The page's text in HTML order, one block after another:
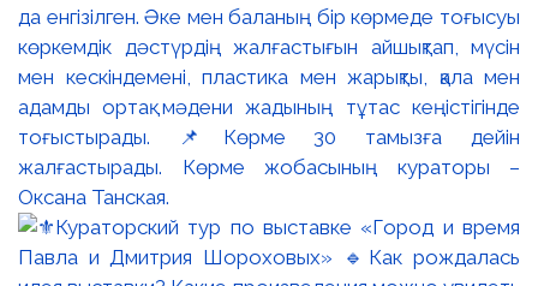
да енгізілген. Әке мен баланың бір көрмеде тоғысуы
көркемдік дәстүрдің жалғастығын айшықтап, мүсін
мен кескіндемені, пластика мен жарықты, қала мен
адамды ортақ мәдени жадының тұтас кеңістігінде
тоғыстырады. 📌Көрме 30 тамызға дейін
жалғастырады. Көрме жобасының кураторы –
Оксана Танская.